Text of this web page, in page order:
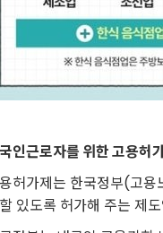
인근로자를 위한 고용
허가제는 한국정부(고
있도록 허가해 주는 제